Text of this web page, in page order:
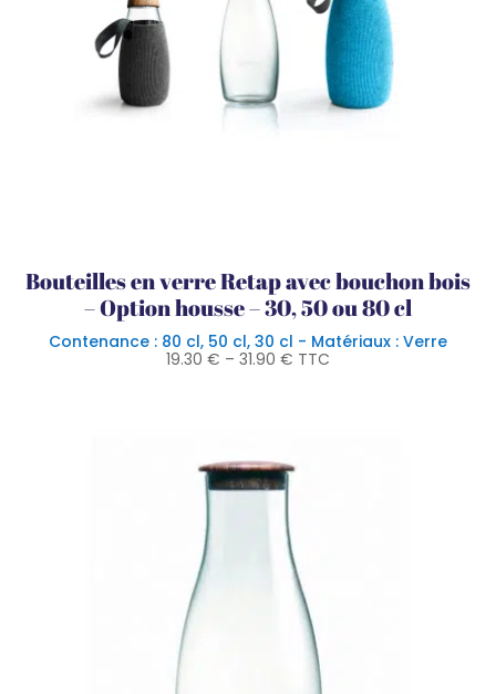
Bouteilles en verre Retap avec bouchon bois
– Option housse – 30, 50 ou 80 cl
Contenance : 80 cl, 50 cl, 30 cl - Matériaux : Verre
19.30 € – 31.90 € TTC